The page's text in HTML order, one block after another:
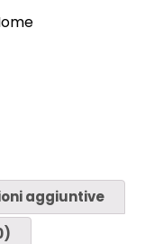
aggiuntive